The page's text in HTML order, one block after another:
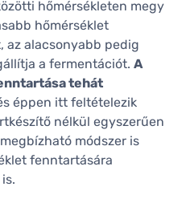
hőmérsékleten megy
hőmérséklet
az alacsonyabb pedig
a fermentációt. A
tehát
éppen itt feltételezik
nélkül egyszerűen
módszer is
fenntartására